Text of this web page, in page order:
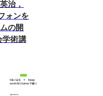
治，
ォンを
の開
術講